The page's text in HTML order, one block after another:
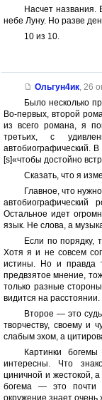
Насчет названия.
небе Луну. Но разве
10 из 10.
Ольгун4ик, 26
Было несколько
Во-первых, второй
из всего романа, я
третьих, с
автобиографический.
[s]«чтобы достойно
Сказать, что я
Главное, что
автобиографический
Остальное идет
язык. Не слова, а
Если по порядку,
Хотя я и не совсем
истины. Но и правда
предвзятое мнение,
только разные
видится на расстоянии.
Второе — это
творчеству, своему и
слабым эхом, а
Картинки
интересны. Что
циничной и жестокой, а
богема — это почти
окружение знает